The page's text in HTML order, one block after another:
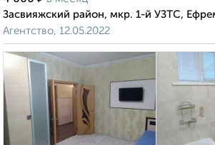
Засвияжский район, мкр. 1-й УЗТС,
Агентство, 12.05.2022